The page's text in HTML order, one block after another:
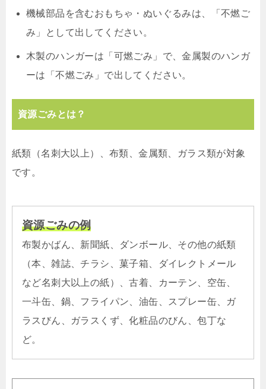
機械部品を含むおもちゃ・ぬいぐるみは、「不燃ご
み」として出してください。
木製のハンガーは「可燃ごみ」で、金属製のハンガ
ーは「不燃ごみ」で出してください。
資源ごみとは？
紙類（名刺大以上）、布類、金属類、ガラス類が対象
です。
資源ごみの例
布製かばん、新聞紙、ダンボール、その他の紙類
（本、雑誌、チラシ、菓子箱、ダイレクトメール
など名刺大以上の紙）、古着、カーテン、空缶、
一斗缶、鍋、フライパン、油缶、スプレー缶、ガ
ラスびん、ガラスくず、化粧品のびん、包丁な
ど。